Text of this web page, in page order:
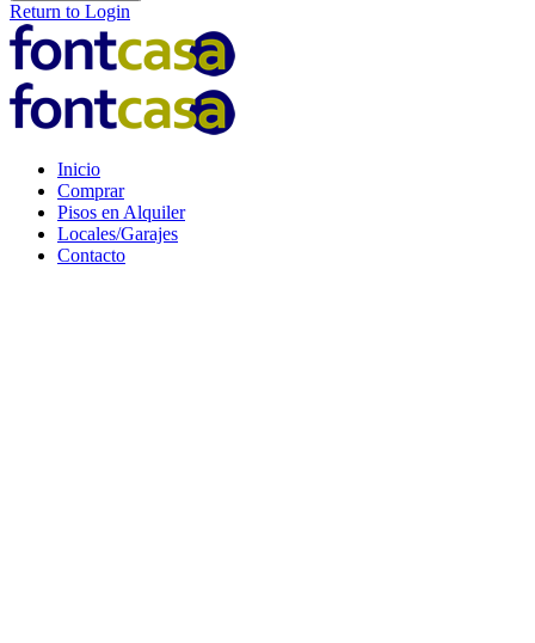
Return to Login
Inicio
Comprar
Pisos en Alquiler
Locales/Garajes
Contacto